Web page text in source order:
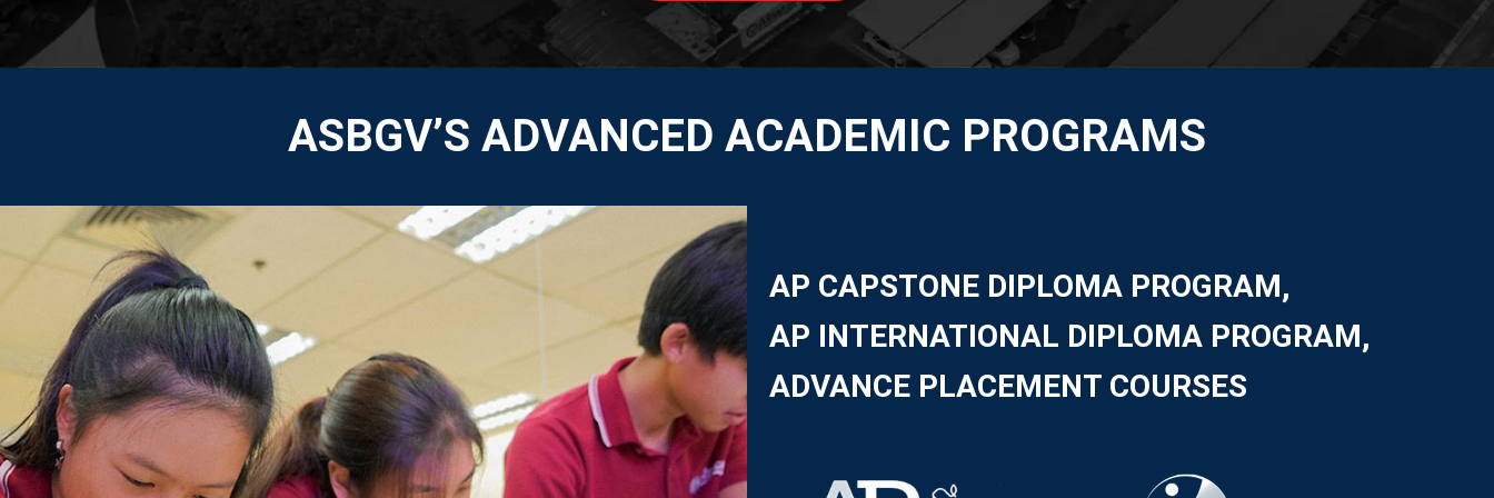
ASBGV’S ADVANCED ACADEMIC PROGRAMS
AP CAPSTONE DIPLOMA PROGRAM,
AP INTERNATIONAL DIPLOMA PROGRAM,
ADVANCE PLACEMENT COURSES